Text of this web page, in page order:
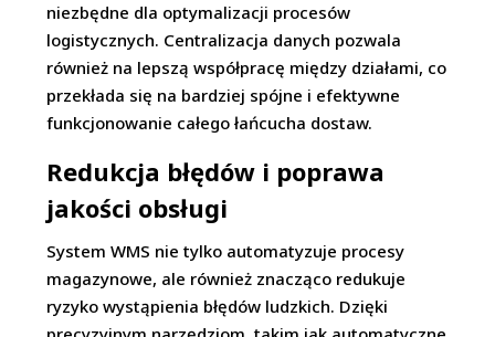
niezbędne dla optymalizacji procesów
logistycznych. Centralizacja danych pozwala
również na lepszą współpracę między działami, co
przekłada się na bardziej spójne i efektywne
funkcjonowanie całego łańcucha dostaw.
Redukcja błędów i poprawa
jakości obsługi
System WMS nie tylko automatyzuje procesy
magazynowe, ale również znacząco redukuje
ryzyko wystąpienia błędów ludzkich. Dzięki